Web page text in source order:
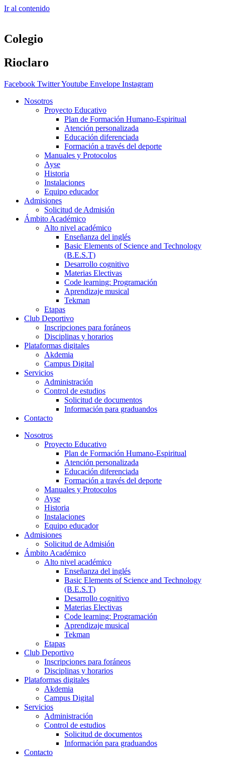
Ir al contenido
Colegio
Rioclaro
Facebook TwitterYoutube Envelope Instagram
Nosotros
Proyecto Educativo
Plan de Formación Humano-Espiritual
Atención personalizada
Educación diferenciada
Formación a través del deporte
Manuales y Protocolos
Ayse
Historia
Instalaciones
Equipo educador
Admisiones
Solicitud de Admisión
Ámbito Académico
Alto nivel académico
Enseñanza del inglés
Basic Elements of Science and Technology
(B.E.S.T)
Desarrollo cognitivo
Materias Electivas
Code learning: Programación
Aprendizaje musical
Tekman
Etapas
Club Deportivo
Inscripciones para foráneos
Disciplinas y horarios
Plataformas digitales
Akdemia
Campus Digital
Servicios
Administración
Control de estudios
Solicitud de documentos
Información para graduandos
Contacto
Nosotros
Proyecto Educativo
Plan de Formación Humano-Espiritual
Atención personalizada
Educación diferenciada
Formación a través del deporte
Manuales y Protocolos
Ayse
Historia
Instalaciones
Equipo educador
Admisiones
Solicitud de Admisión
Ámbito Académico
Alto nivel académico
Enseñanza del inglés
Basic Elements of Science and Technology
(B.E.S.T)
Desarrollo cognitivo
Materias Electivas
Code learning: Programación
Aprendizaje musical
Tekman
Etapas
Club Deportivo
Inscripciones para foráneos
Disciplinas y horarios
Plataformas digitales
Akdemia
Campus Digital
Servicios
Administración
Control de estudios
Solicitud de documentos
Información para graduandos
Contacto